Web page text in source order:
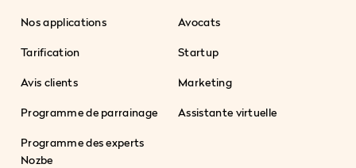
Nos applications
Tarification
Avis clients
Programme de parrainage
Programme des experts
Nozbe
Avocats
Startup
Marketing
Assistante virtuelle